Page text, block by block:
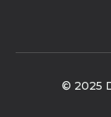
© 2025